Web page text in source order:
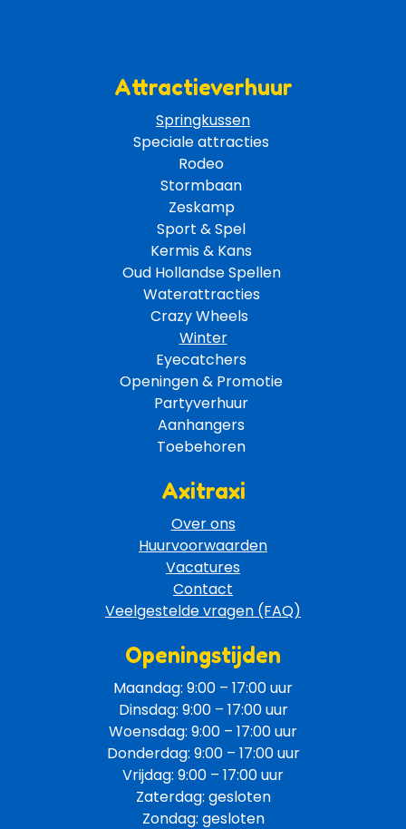
Attractieverhuur
Springkussen
Speciale attracties
Rodeo
Stormbaan
Zeskamp
Sport & Spel
Kermis & Kans
Oud Hollandse Spellen
Waterattracties
Crazy Wheels
Winter
Eyecatchers
Openingen & Promotie
Partyverhuur
Aanhangers
Toebehoren
Axitraxi
Over ons
Huurvoorwaarden
Vacatures
Contact
Veelgestelde vragen (FAQ)
Openingstijden
Maandag: 9:00 – 17:00 uur
Dinsdag: 9:00 – 17:00 uur
Woensdag: 9:00 – 17:00 uur
Donderdag: 9:00 – 17:00 uur
Vrijdag: 9:00 – 17:00 uur
Zaterdag: gesloten
Zondag: gesloten